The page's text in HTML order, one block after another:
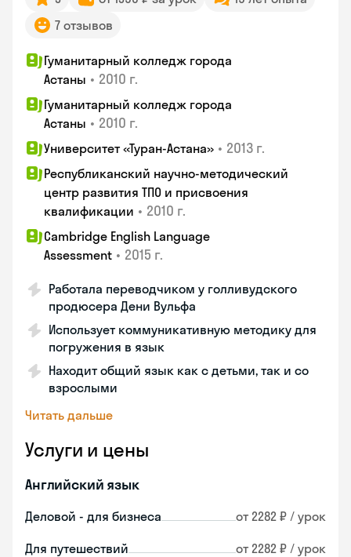
7 отзывов
Гуманитарный колледж города
Астаны • 2010 г.
Гуманитарный колледж города
Астаны • 2010 г.
Университет «Туран-Астана» • 2013 г.
Республиканский научно-методический
центр развития ТПО и присвоения
квалификации • 2010 г.
Cambridge English Language
Assessment • 2015 г.
Работала переводчиком у голливудского
продюсера Дени Вульфа
Использует коммуникативную методику для
погружения в язык
Находит общий язык как с детьми, так и со
взрослыми
Читать дальше
Услуги и цены
Английский язык
Деловой - для бизнеса от 2282 ₽ / урок
Для путешествий от 2282 ₽ / урок